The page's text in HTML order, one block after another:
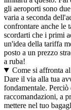
gli aeroporti sono
varia a seconda
confrontare anche le
scordarti che i primi
un'idea della tariffa
posto a un prezzo
a ruba!
Come si affronta
Dare il via alla tua
fondamentale.
raccomandazioni, a
mettere nel tuo